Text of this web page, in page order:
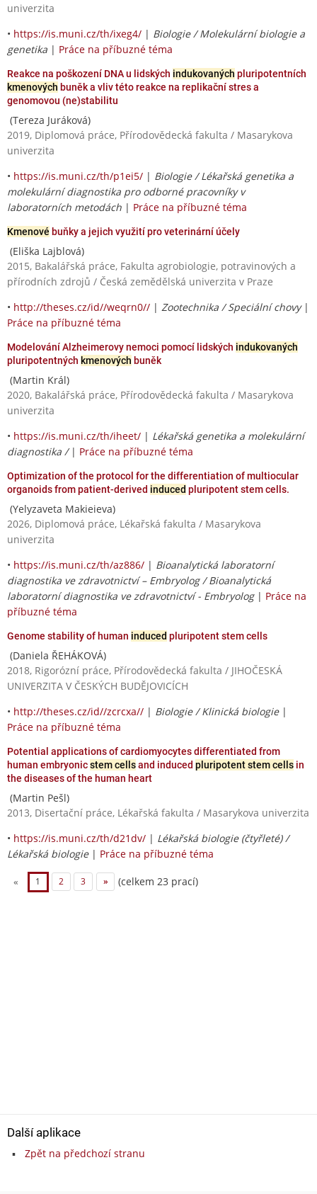
univerzita
• https://is.muni.cz/th/ixeg4/ | Biologie / Molekulární biologie a
genetika | Práce na příbuzné téma
Reakce na poškození DNA u lidských indukovaných pluripotentních
kmenových buněk a vliv této reakce na replikační stres a
genomovou (ne)stabilitu
(Tereza Juráková)
2019, Diplomová práce, Přírodovědecká fakulta / Masarykova
univerzita
• https://is.muni.cz/th/p1ei5/ | Biologie / Lékařská genetika a
molekulární diagnostika pro odborné pracovníky v
laboratorních metodách | Práce na příbuzné téma
Kmenové buňky a jejich využití pro veterinární účely
(Eliška Lajblová)
2015, Bakalářská práce, Fakulta agrobiologie, potravinových a
přírodních zdrojů / Česká zemědělská univerzita v Praze
• http://theses.cz/id//weqrn0// | Zootechnika / Speciální chovy|
Práce na příbuzné téma
Modelování Alzheimerovy nemoci pomocí lidských indukovaných
pluripotentných kmenových buněk
(Martin Král)
2020, Bakalářská práce, Přírodovědecká fakulta / Masarykova
univerzita
• https://is.muni.cz/th/iheet/ | Lékařská genetika a molekulární
diagnostika / | Práce na příbuzné téma
Optimization of the protocol for the differentiation of multiocular
organoids from patient-derived induced pluripotent stem cells.
(Yelyzaveta Makieieva)
2026, Diplomová práce, Lékařská fakulta / Masarykova
univerzita
• https://is.muni.cz/th/az886/ | Bioanalytická laboratorní
diagnostika ve zdravotnictví – Embryolog / Bioanalytická
laboratorní diagnostika ve zdravotnictví - Embryolog| Práce na
příbuzné téma
Genome stability of human induced pluripotent stem cells
(Daniela ŘEHÁKOVÁ)
2018, Rigorózní práce, Přírodovědecká fakulta / JIHOČESKÁ
UNIVERZITA V ČESKÝCH BUDĚJOVICÍCH
• http://theses.cz/id//zcrcxa// | Biologie / Klinická biologie|
Práce na příbuzné téma
Potential applications of cardiomyocytes differentiated from
human embryonicstem cellsand induced pluripotent stem cells in
the diseases of the human heart
(Martin Pešl)
2013, Disertační práce, Lékařská fakulta / Masarykova univerzita
• https://is.muni.cz/th/d21dv/ | Lékařská biologie (čtyřleté) /
Lékařská biologie| Práce na příbuzné téma
« 1 2 3 » (celkem 23 prací)
Další aplikace
Zpět na předchozí stranu